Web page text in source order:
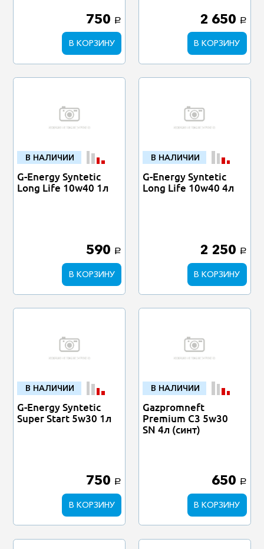
750 a
В КОРЗИНУ
2 650 a
В КОРЗИНУ
В НАЛИЧИИ
G-Energy Syntetic
Long Life 10w40 1л
590 a
В КОРЗИНУ
В НАЛИЧИИ
G-Energy Syntetic
Long Life 10w40 4л
2 250 a
В КОРЗИНУ
В НАЛИЧИИ
G-Energy Syntetic
Super Start 5w30 1л
750 a
В КОРЗИНУ
В НАЛИЧИИ
Gazpromneft
Premium C3 5w30
SN 4л (синт)
650 a
В КОРЗИНУ